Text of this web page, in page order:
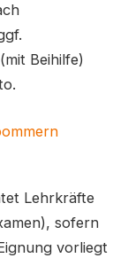
Beihilfe)
Lehrkräfte
sofern
vorliegt